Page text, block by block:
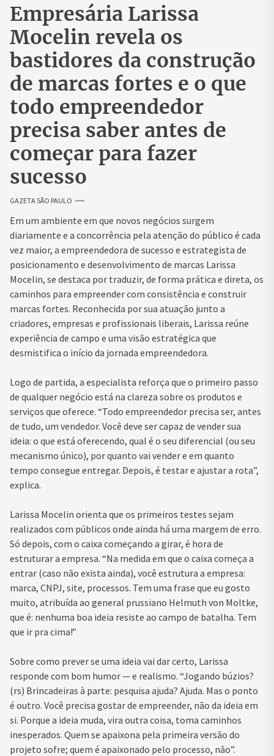
Empresária Larissa
Mocelin revela os
bastidores da construção
de marcas fortes e o que
todo empreendedor
precisa saber antes de
começar para fazer
sucesso
GAZETA SÃO PAULO
Em um ambiente em que novos negócios surgem
diariamente e a concorrência pela atenção do público é cada
vez maior, a empreendedora de sucesso e estrategista de
posicionamento e desenvolvimento de marcas Larissa
Mocelin, se destaca por traduzir, de forma prática e direta, os
caminhos para empreender com consistência e construir
marcas fortes. Reconhecida por sua atuação junto a
criadores, empresas e profissionais liberais, Larissa reúne
experiência de campo e uma visão estratégica que
desmistifica o início da jornada empreendedora.
Logo de partida, a especialista reforça que o primeiro passo
de qualquer negócio está na clareza sobre os produtos e
serviços que oferece. “Todo empreendedor precisa ser, antes
de tudo, um vendedor. Você deve ser capaz de vender sua
ideia: o que está oferecendo, qual é o seu diferencial (ou seu
mecanismo único), por quanto vai vender e em quanto
tempo consegue entregar. Depois, é testar e ajustar a rota”,
explica.
Larissa Mocelin orienta que os primeiros testes sejam
realizados com públicos onde ainda há uma margem de erro.
Só depois, com o caixa começando a girar, é hora de
estruturar a empresa. “Na medida em que o caixa começa a
entrar (caso não exista ainda), você estrutura a empresa:
marca, CNPJ, site, processos. Tem uma frase que eu gosto
muito, atribuída ao general prussiano Helmuth von Moltke,
que é: nenhuma boa ideia resiste ao campo de batalha. Tem
que ir pra cima!”
Sobre como prever se uma ideia vai dar certo, Larissa
responde com bom humor — e realismo. “Jogando búzios?
(rs) Brincadeiras à parte: pesquisa ajuda? Ajuda. Mas o ponto
é outro. Você precisa gostar de empreender, não da ideia em
si. Porque a ideia muda, vira outra coisa, toma caminhos
inesperados. Quem se apaixona pela primeira versão do
projeto sofre; quem é apaixonado pelo processo, não”.